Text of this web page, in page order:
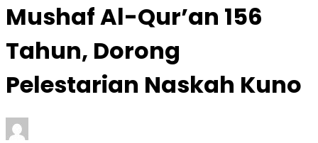
Mushaf Al-Qur’an 156
Tahun, Dorong
Pelestarian Naskah Kuno